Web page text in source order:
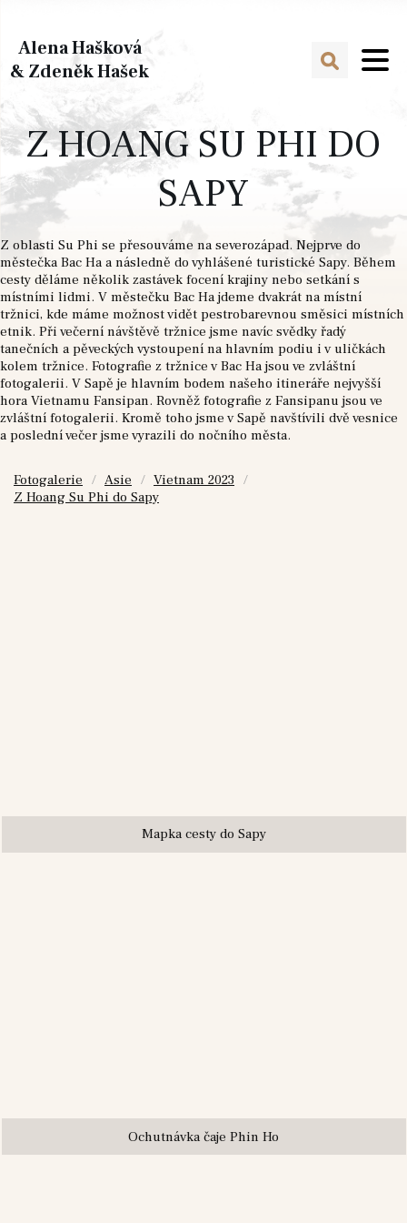
Alena Hašková
& Zdeněk Hašek
Z HOANG SU PHI DO
SAPY
Z oblasti Su Phi se přesouváme na severozápad. Nejprve do
městečka Bac Ha a následně do vyhlášené turistické Sapy. Během
cesty děláme několik zastávek focení krajiny nebo setkání s
místními lidmi. V městečku Bac Ha jdeme dvakrát na místní
tržnici, kde máme možnost vidět pestrobarevnou směsici místních
etnik. Při večerní návštěvě tržnice jsme navíc svědky řadý
tanečních a pěveckých vystoupení na hlavním podiu i v uličkách
kolem tržnice. Fotografie z tržnice v Bac Ha jsou ve zvláštní
fotogalerii. V Sapě je hlavním bodem našeho itineráře nejvyšší
hora Vietnamu Fansipan. Rovněž fotografie z Fansipanu jsou ve
zvláštní fotogalerii. Kromě toho jsme v Sapě navštívili dvě vesnice
a poslední večer jsme vyrazili do nočního města.
Fotogalerie Asie
Vietnam 2023
Z Hoang Su Phi do Sapy
Mapka cesty do Sapy
Ochutnávka čaje Phin Ho